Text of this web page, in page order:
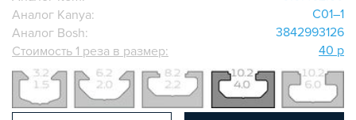
ПАНЕЛЕЙ, ЛИСТА, СЕТКИ
ОПОРЫ, ПОДВЕСЫ
КОМПОНЕНТЫ ДЛЯ КОНВЕЙЕРОВ
КОЛЁСА
ОСНАСТКА
МЕТРИЧЕСКИЙ КРЕПЕЖ
Аналог Kanya:
C01–1
Аналог Bosh:
3842993126
Стоимость 1 реза в размер:
40 р